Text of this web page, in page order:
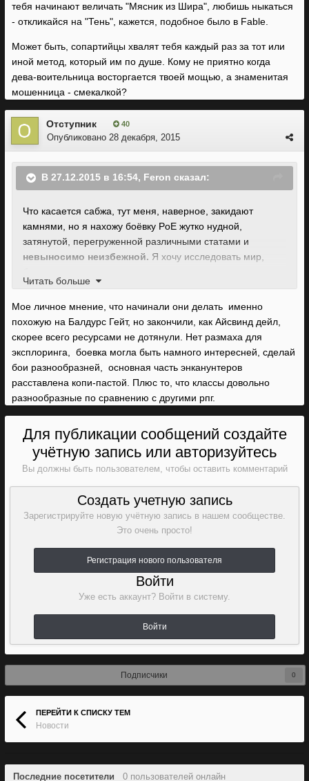
тебя начинают величать "Мясник из Шира", любишь ныкаться
- откликайся на "Тень", кажется, подобное было в Fable.
Может быть, сопартийцы хвалят тебя каждый раз за тот или
иной метод, который им по душе. Кому не приятно когда
дева-воительница восторгается твоей мощью, а знаменитая
мошенница - смекалкой?
Отступник 40
Опубликовано 28 декабря, 2015
В 27.12.2015 в 16:54, Feron сказал:
Что касается сабжа, тут меня, наверное, закидают
камнями, но я нахожу боёвку PoE жутко нудной,
затянутой, перегруженной различными статами и
невыносимо неизбежной. Я хочу исследовать мир,
интриги, а меня вновь и вновь заставляют зачищать
деле! В Baldurs Gate, которым вдохновлялись создатели,
я хотя-бы почти всегда мог убежать от орд утомительных
уродов, жаждущих моего внимания. Так что я буду только
рад сюжетному режиму, который позволит мне поскорее
разделаться с этой работой.
Читать больше
Мое личное мнение, что начинали они делать именно
похожую на Балдурс Гейт, но закончили, как Айсвинд дейл,
скорее всего ресурсами не дотянули. Нет размаха для
эксплоринга, боевка могла быть намного интересней, сделай
бои разнообразней, основная часть энканунтеров
расставлена копи-пастой. Плюс то, что классы довольно
разнообразные по сравнению с другими рпг.
Для публикации сообщений создайте
учётную запись или авторизуйтесь
Вы должны быть пользователем, чтобы оставить комментарий
Создать учетную запись
Зарегистрируйте новую учётную запись в нашем сообществе.
Это очень просто!
Регистрация нового пользователя
Войти
Уже есть аккаунт? Войти в систему.
Войти
Подписчики 0
ПЕРЕЙТИ К СПИСКУ ТЕМ
Новости
Последние посетители 0 пользователей онлайн